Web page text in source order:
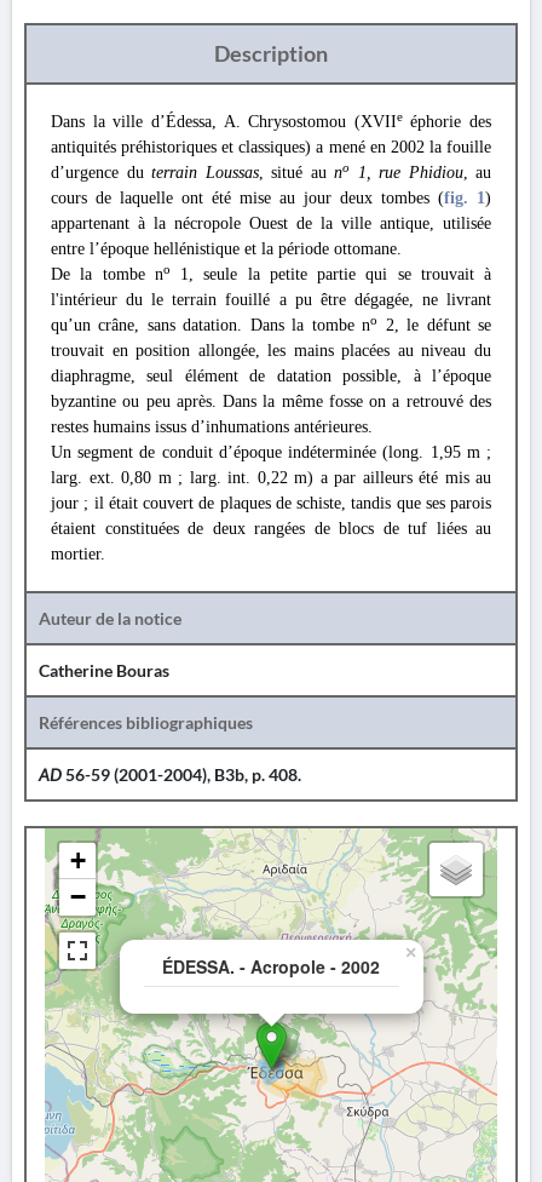
Description
Dans la ville d’Édessa, A. Chrysostomou (XVIIeéphorie des
antiquités préhistoriques et classiques) a mené en 2002 la fouille
d’urgence duterrain Loussas, situé au no 1, rue Phidiou, au
cours de laquelle ont été mise au jour deux tombes (fig. 1)
appartenant à la nécropole Ouest de la ville antique, utilisée
entre l’époque hellénistique et la période ottomane.
De la tombe no
1, seule la petite partie qui se trouvait à
l'intérieur du le terrain fouillé a pu être dégagée, ne livrant
qu’un crâne, sans datation. Dans la tombe no
2, le défunt se
trouvait en position allongée, les mains placées au niveau du
diaphragme, seul élément de datation possible, à l’époque
byzantine ou peu après. Dans la même fosse on a retrouvé des
restes humains issus d’inhumations antérieures.
Un segment de conduit d’époque indéterminée (long. 1,95 m ;
larg. ext. 0,80 m ; larg. int. 0,22 m) a par ailleurs été mis au
jour ; il était couvert de plaques de schiste, tandis que ses parois
étaient constituées de deux rangées de blocs de tuf liées au
mortier.
Auteur de la notice
Catherine Bouras
Références bibliographiques
AD56-59 (2001-2004), B3b, p. 408.
ÉDESSA. - Acropole - 2002
×
+
−